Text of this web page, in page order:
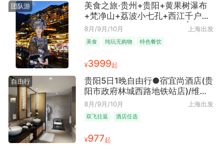
团队游
美食之旅·贵州+贵阳+黄果树瀑布
+梵净山+荔波小七孔+西江千户苗
寨+镇远古城8日5晚跟团游 | 爸妈
欢乐之旅 ● 纯玩·火车软卧往返+5
大特色餐道道有来头+5大核心景点
一次玩遍不留遗憾+4晚4钻酒店+1
晚西江苗寨内特色民宿+赠观景雨
衣+苗药足浴包+非遗蜡染 DIY+特
色伴手礼+ 纯玩0购物0车销
8月/9月/10月 上海出发
美食 纯玩无购物 特色餐饮
¥3999起
自由行
贵阳5日1晚自由行●宿宜尚酒店(贵
阳市政府林城西路地铁站店)/维也
纳酒店(贵阳北站梦想城店)可选多
晚（爽爽贵阳+避暑胜地+近贵阳北
站 近观山湖公园+早去晚回）
8月/9月/10月 上海出发
双飞往返 酒店任选
¥977起